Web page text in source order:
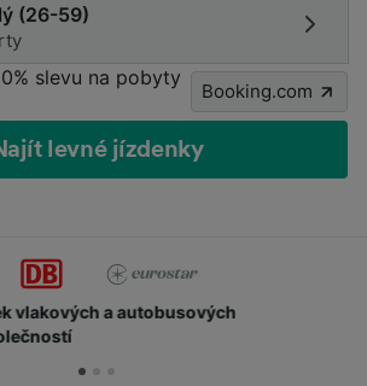
(26-59)
slevu na pobyty
Booking.com
levné jízdenky
Získejte body a slevy